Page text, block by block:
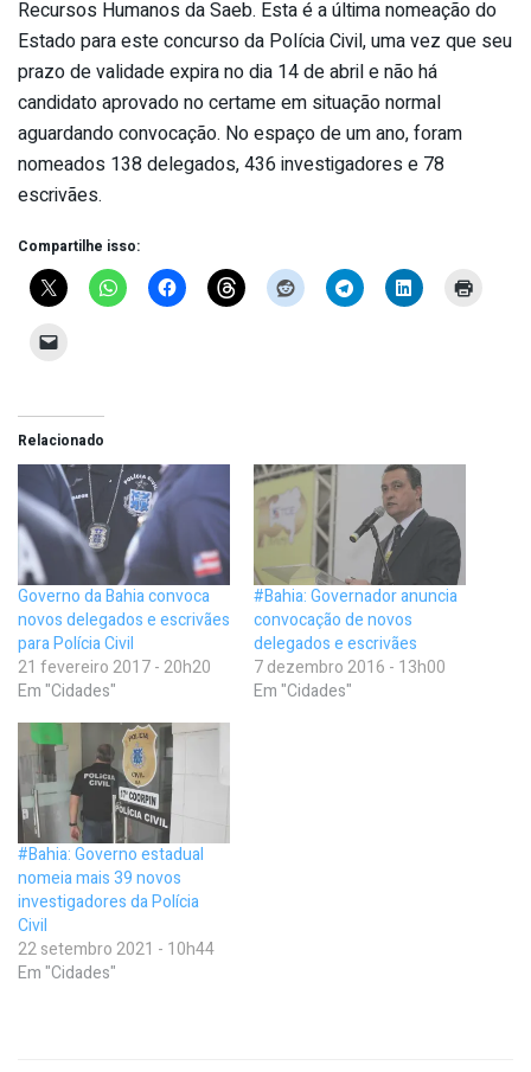
Recursos Humanos da Saeb. Esta é a última nomeação do
Estado para este concurso da Polícia Civil, uma vez que seu
prazo de validade expira no dia 14 de abril e não há
candidato aprovado no certame em situação normal
aguardando convocação. No espaço de um ano, foram
nomeados 138 delegados, 436 investigadores e 78
escrivães.
Compartilhe isso:
Relacionado
Governo da Bahia convoca
novos delegados e escrivães
para Polícia Civil
21 fevereiro 2017 - 20h20
Em "Cidades"
#Bahia: Governador anuncia
convocação de novos
delegados e escrivães
7 dezembro 2016 - 13h00
Em "Cidades"
#Bahia: Governo estadual
nomeia mais 39 novos
investigadores da Polícia
Civil
22 setembro 2021 - 10h44
Em "Cidades"